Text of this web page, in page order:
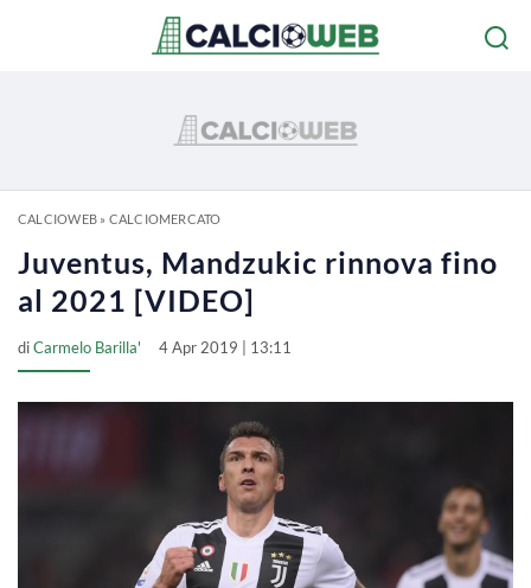
CALCIOWEB» CALCIOMERCATO
Juventus, Mandzukic rinnova fino
al 2021 [VIDEO]
diCarmelo Barilla' 4 Apr 2019 | 13:11